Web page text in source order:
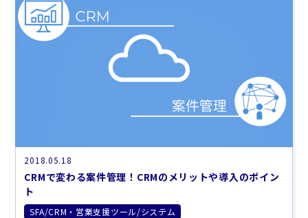
2018.05.18
CRMで変わる案件管理！CRMのメリットや導入のポイン
ト
SFA/CRM・営業支援ツール/システム